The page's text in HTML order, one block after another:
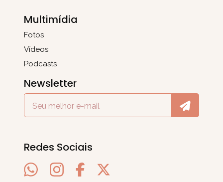
Multimídia
Fotos
Vídeos
Podcasts
Newsletter
Redes Sociais